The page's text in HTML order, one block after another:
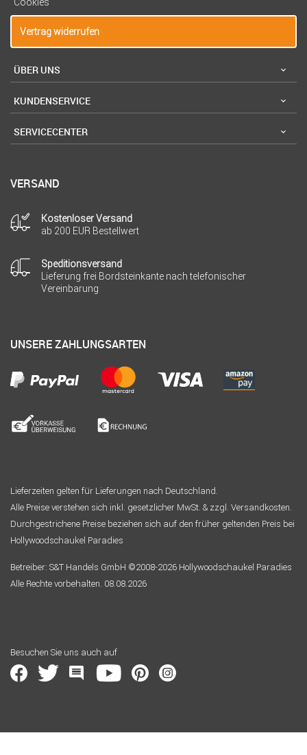
Vertrag widerrufen
ÜBER UNS
KUNDENSERVICE
SERVICECENTER
VERSAND
Kostenloser Versand
ab 200 EUR Bestellwert
Speditionsversand
Lieferung frei Bordsteinkante nach telefonischer
Vereinbarung
UNSERE ZAHLUNGSARTEN
Lieferzeiten gelten für Lieferungen nach Deutschland.
Alle Preise verstehen sich inkl. gesetzlicher MwSt. & zzgl. Versandkosten.
Durchgestrichene Preise beziehen sich auf den früher geltenden Preis bei
Hollywoodschaukel Paradies
Betreiber: S&T Handels GmbH ©2008-2026 Hollywoodschaukel Paradies
Alle Rechte vorbehalten. 08.08.2026
Besuchen Sie uns auch auf